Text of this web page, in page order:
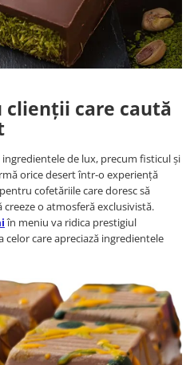
clienții care caută
de lux, precum fisticul și
orice desert într-o experiență
cofetăriile care doresc să
o atmosferă exclusivistă.
în meniu va ridica prestigiul
care apreciază ingredientele